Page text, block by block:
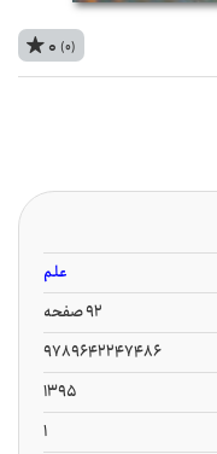
0 (0)
علم
92 صفحه
9789642247486
1395
1